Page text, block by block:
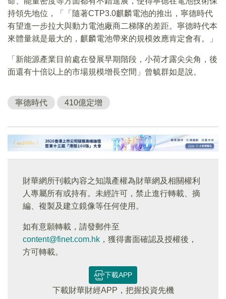
持領先地位，「「隨著CTP3.0麒麟電池的推出，寧德時代
有望進一步拉大與動力電池廠商二梯隊的差距。寧德時代本
來體量就是最大的，麒麟電池帶來的規模效應肯定會有。」
「新能源產業目前處在發展早期階段，小荷才露尖尖角，後
面還有十倍以上的市場規模增長空間」曾毓群如是說。
寧德時代 410億定增
財華網所刊載內容之知識產權為財華網及相關權利
人專屬所有或持有。未經許可，禁止進行轉載、摘
編、複製及建立鏡像等任何使用。
如有意願轉載，請發郵件至
content@finet.com.hk ，獲得書面確認及授權後，
方可轉載。
下載APP
下載財華財經APP，把握投資先機